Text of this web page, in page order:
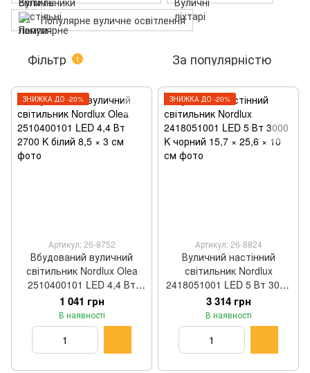
Популярне вуличне освітлення
Фільтр 1 За популярністю
ЗНИЖКА ДО -20%
Артикул: 26-8752
Вбудований вуличний
світильник Nordlux Olea
2510400101 LED 4,4 Вт
2700 K білий 8,5 × 3 см
1 041 грн
В наявності
ЗНИЖКА ДО -20%
Артикул: 26-8824
Вуличний настінний
світильник Nordlux
2418051001 LED 5 Вт 3000
K чорний 15,7 × 25,6 × 10
см
3 314 грн
В наявності